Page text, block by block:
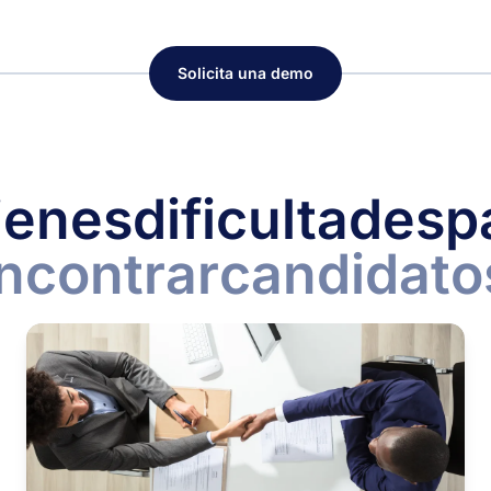
Solicita una demo
dificultades